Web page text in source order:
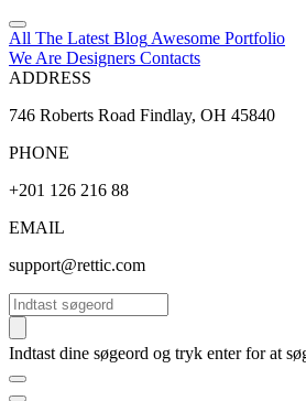
All The Latest Blog Awesome Portfolio
We Are Designers Contacts
ADDRESS
746 Roberts Road Findlay, OH 45840
PHONE
+201 126 216 88
EMAIL
support@rettic.com
Søg
Indtast dine søgeord og tryk enter for at